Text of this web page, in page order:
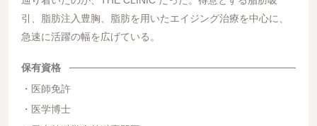
引、脂肪注入豊胸、脂肪を用いたエイジング治療を中心に、
急速に活躍の幅を広げている。
保有資格
医師免許
医学博士